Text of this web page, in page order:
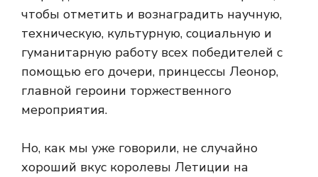
чтобы отметить и вознаградить научную,
техническую, культурную, социальную и
гуманитарную работу всех победителей с
помощью его дочери, принцессы Леонор,
главной героини торжественного
мероприятия.
Но, как мы уже говорили, не случайно
хороший вкус королевы Летиции на